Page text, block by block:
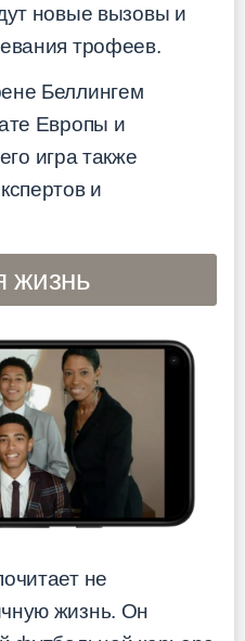
новые вызовы и
трофеев.
Беллингем
Европы и
игра также
и
жизнь
не
жизнь. Он